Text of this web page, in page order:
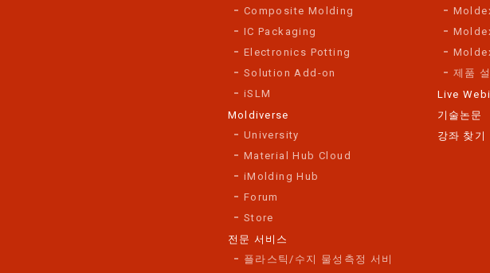
Composite Molding
IC Packaging
Electronics Potting
Solution Add-on
iSLM
Moldiverse
University
Material Hub Cloud
iMolding Hub
Forum
Store
전문 서비스
플라스틱/수지 물성측정 서비
제품
Live
기술논문
강좌 찾기